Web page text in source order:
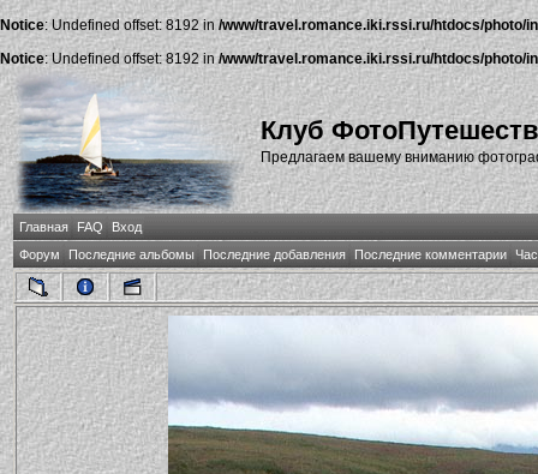
Notice: Undefined offset: 8192 in /www/travel.romance.iki.rssi.ru/htdocs/photo/
Notice: Undefined offset: 8192 in/www/travel.romance.iki.rssi.ru/htdocs/photo/
Клуб
Предлагаем вашему вниманию
Главная FAQ
Вход
Форум
Последние альбомы Последние добавления Последние комментарии